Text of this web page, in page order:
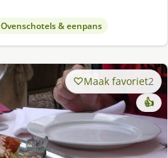
Ovenschotels & eenpans
Maak favoriet2
👍